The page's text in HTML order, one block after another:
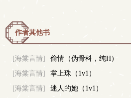
作者其他书
[海棠言情]
偷情（伪骨科，纯H）
[海棠言情]
掌上珠（1v1）
[海棠言情]
迷人的她（1v1）